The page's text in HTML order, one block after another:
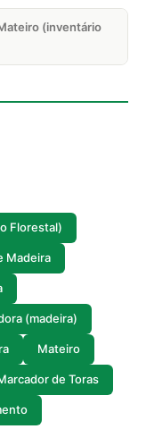
(inventário
Florestal)
Madeira
(madeira)
Mateiro
de Toras